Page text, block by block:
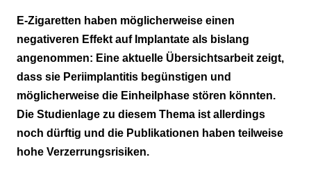
Auch beim E-Zigarettenkonsum sind
Blutungen bei Sondieren seltener
E-Zigaretten haben möglicherweise einen
negativeren Effekt auf Implantate als bislang
angenommen: Eine aktuelle Übersichtsarbeit zeigt,
dass sie Periimplantitis begünstigen und
möglicherweise die Einheilphase stören könnten.
Die Studienlage zu diesem Thema ist allerdings
noch dürftig und die Publikationen haben teilweise
hohe Verzerrungsrisiken.